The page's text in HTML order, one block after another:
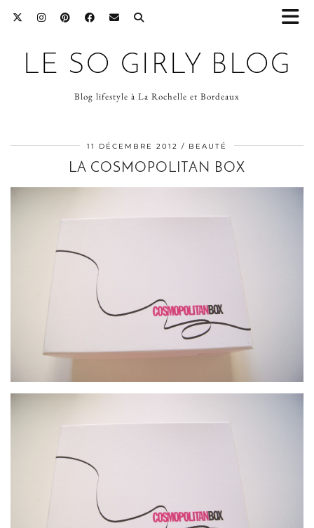
LE SO GIRLY BLOG
Blog lifestyle à La Rochelle et Bordeaux
11 DÉCEMBRE 2012 BEAUTÉ
LA COSMOPOLITAN BOX